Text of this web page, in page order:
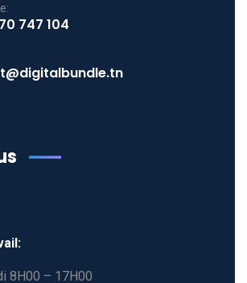
747 104
8H00 – 17H00